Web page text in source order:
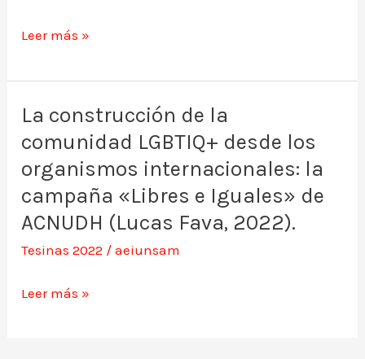
Sukarevicius,
2022).
de
durante
la
presidencia
Jair
Bolsonaro
(Juan
Assandri,
Leer más »
La construcción de la
comunidad LGBTIQ+ desde los
organismos internacionales: la
campaña «Libres e Iguales» de
ACNUDH (Lucas Fava, 2022).
Tesinas 2022 /aeiunsam
La
construcción
de
la
comunidad
los
Leer más »